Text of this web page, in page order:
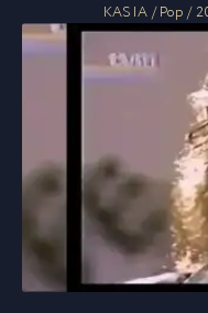
KASIA / Pop /